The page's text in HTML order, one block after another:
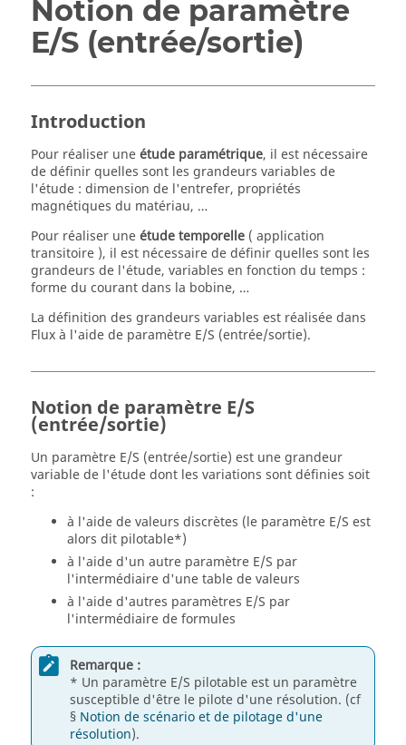
Notion de paramètre
E/S (entrée/sortie)
Introduction
Pour réaliser uneétude paramétrique, il est nécessaire
de définir quelles sont les grandeurs variables de
l'étude : dimension de l'entrefer, propriétés
magnétiques du matériau, …
Pour réaliser uneétude temporelle ( application
transitoire ), il est nécessaire de définir quelles sont les
grandeurs de l'étude, variables en fonction du temps :
forme du courant dans la bobine, …
La définition des grandeurs variables est réalisée dans
Flux à l'aide de paramètre E/S (entrée/sortie).
Notion de paramètre E/S
(entrée/sortie)
Un paramètre E/S (entrée/sortie) est une grandeur
variable de l'étude dont les variations sont définies soit
:
à l'aide de valeurs discrètes (le paramètre E/S est
alors dit pilotable*)
à l'aide d'un autre paramètre E/S par
l'intermédiaire d'une table de valeurs
à l'aide d'autres paramètres E/S par
l'intermédiaire de formules
Remarque :
* Un paramètre E/S pilotable est un paramètre
susceptible d'être le pilote d'une résolution. (cf
§ Notion de scénario et de pilotage d'une
résolution).